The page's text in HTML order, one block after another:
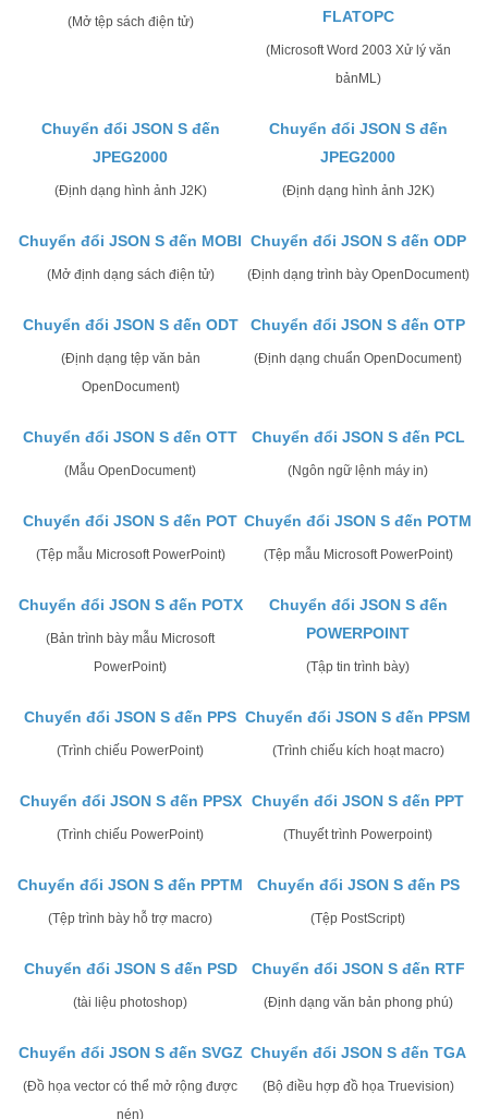
(Mở tệp sách điện tử) FLATOPC
(Microsoft Word 2003 Xử lý văn
bảnML)
Chuyển đổi JSON S đến
JPEG2000
(Định dạng hình ảnh J2K)
Chuyển đổi JSON S đến
JPEG2000
(Định dạng hình ảnh J2K)
Chuyển đổi JSON S đến MOBI
(Mở định dạng sách điện tử)
Chuyển đổi JSON S đến ODP
(Định dạng trình bày OpenDocument)
Chuyển đổi JSON S đến ODT
(Định dạng tệp văn bản
OpenDocument)
Chuyển đổi JSON S đến OTP
(Định dạng chuẩn OpenDocument)
Chuyển đổi JSON S đến OTT
(Mẫu OpenDocument)
Chuyển đổi JSON S đến PCL
(Ngôn ngữ lệnh máy in)
Chuyển đổi JSON S đến POT
(Tệp mẫu Microsoft PowerPoint)
Chuyển đổi JSON S đến POTM
(Tệp mẫu Microsoft PowerPoint)
Chuyển đổi JSON S đến POTX
(Bản trình bày mẫu Microsoft
PowerPoint)
Chuyển đổi JSON S đến
POWERPOINT
(Tập tin trình bày)
Chuyển đổi JSON S đến PPS
(Trình chiếu PowerPoint)
Chuyển đổi JSON S đến PPSM
(Trình chiếu kích hoạt macro)
Chuyển đổi JSON S đến PPSX
(Trình chiếu PowerPoint)
Chuyển đổi JSON S đến PPT
(Thuyết trình Powerpoint)
Chuyển đổi JSON S đến PPTM
(Tệp trình bày hỗ trợ macro)
Chuyển đổi JSON S đến PS
(Tệp PostScript)
Chuyển đổi JSON S đến PSD
(tài liệu photoshop)
Chuyển đổi JSON S đến RTF
(Định dạng văn bản phong phú)
Chuyển đổi JSON S đến SVGZ
(Đồ họa vector có thể mở rộng được
nén)
Chuyển đổi JSON S đến TGA
(Bộ điều hợp đồ họa Truevision)